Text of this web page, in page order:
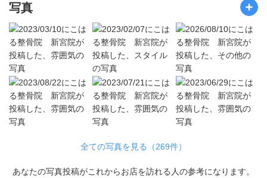
写真
全ての写真を見る（269件）
あなたの写真投稿がこれからお店を訪れる人の参考になります。